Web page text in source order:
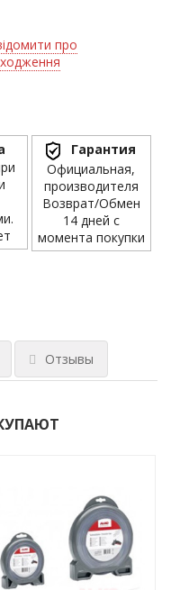
про
Гарантия
Официальная,
производителя
Возврат/Обмен
14 дней с
момента покупки
Отзывы